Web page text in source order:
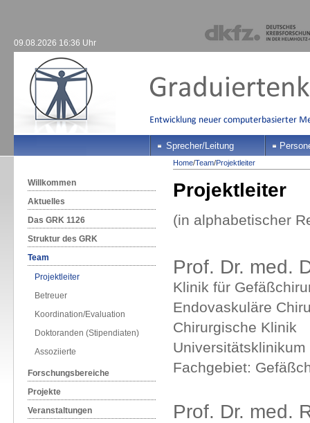
09.08.2026 16:36 Uhr
Sprecher/Leitung
Willkommen
Aktuelles
Das GRK 1126
Struktur des GRK
Team
Projektleiter
Betreuer
Koordination/Evaluation
Doktoranden (Stipendiaten)
Assoziierte
Forschungsbereiche
Projekte
Veranstaltungen
Home/Team/Projektleiter
Projektleiter
(in alphabetischer
Prof. Dr. med.
Klinik für
Endovaskuläre
Chirurgische Klinik
Universitätsklinikum
Fachgebiet:
Prof. Dr. med.